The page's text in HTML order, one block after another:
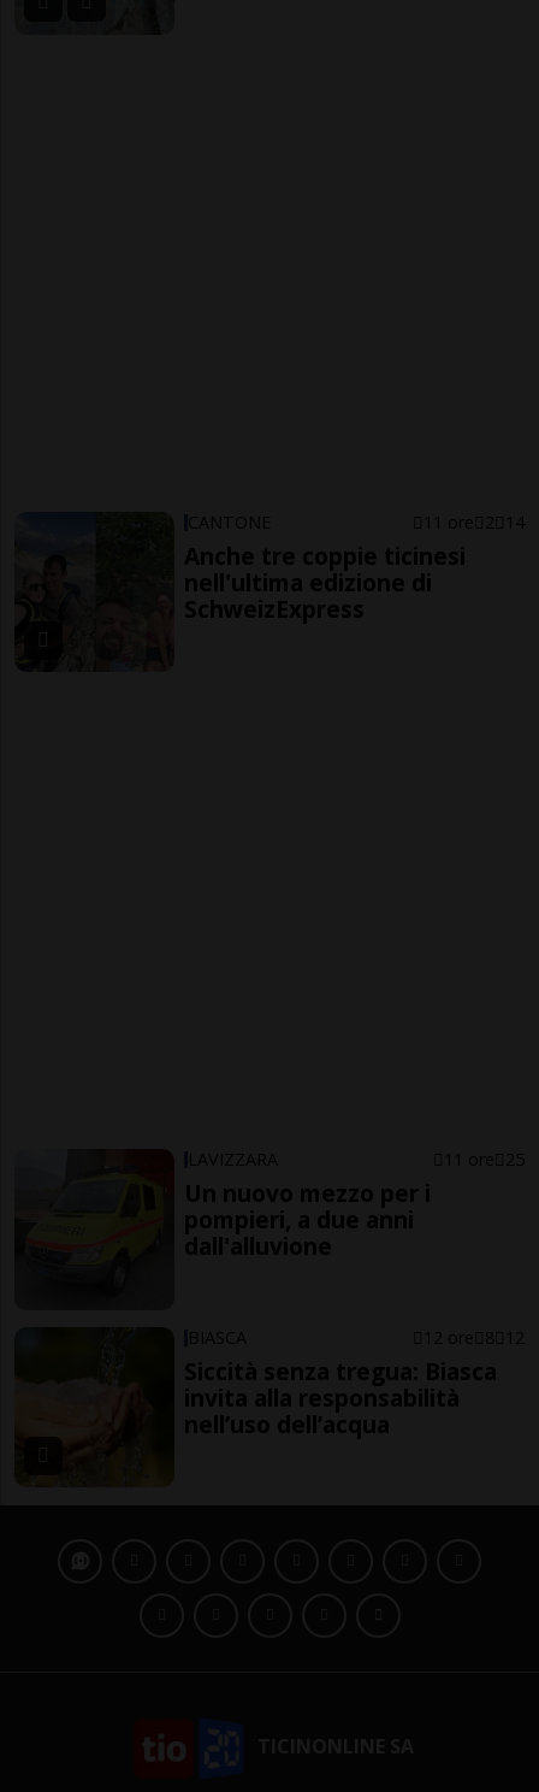
CANTONE 11 ore 2 14
Anche tre coppie ticinesi
nell'ultima edizione di
SchweizExpress
LAVIZZARA 11 ore 25
Un nuovo mezzo per i
pompieri, a due anni
dall'alluvione
BIASCA 12 ore 8 12
Siccità senza tregua: Biasca
invita alla responsabilità
nell’uso dell’acqua